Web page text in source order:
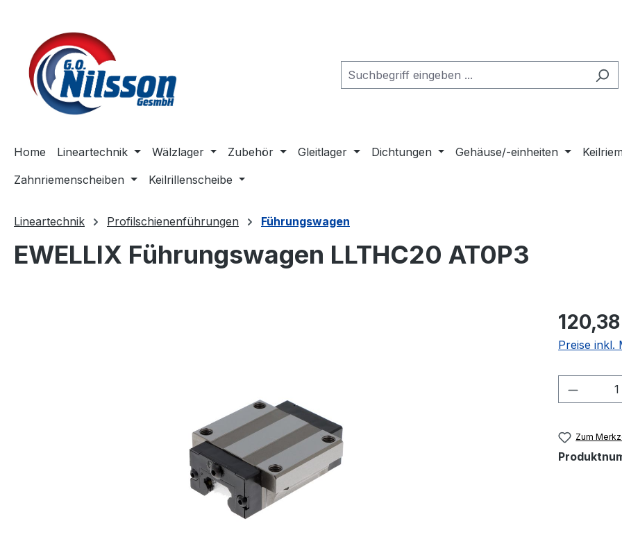
Home Lineartechnik Wälzlager Zubehör Gleitlager Dichtungen Gehäuse/-einheiten
Zahnriemenscheiben
Keilrillenscheibe
Lineartechnik Profilschienenführungen Führungswagen
EWELLIX Führungswagen LLTHC20 AT0P3
Preise inkl.
Zum